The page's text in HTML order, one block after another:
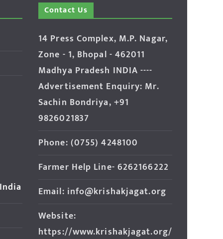
Contact Us
14 Press Complex, M.P. Nagar,
Zone - 1, Bhopal - 462011
Madhya Pradesh INDIA ----
Advertisement Enquiry: Mr.
Sachin Bondriya, +91
9826021837
Phone: (0755) 4248100
Farmer Help Line- 6262166222
Email: info@krishakjagat.org
Website:
https://www.krishakjagat.org/